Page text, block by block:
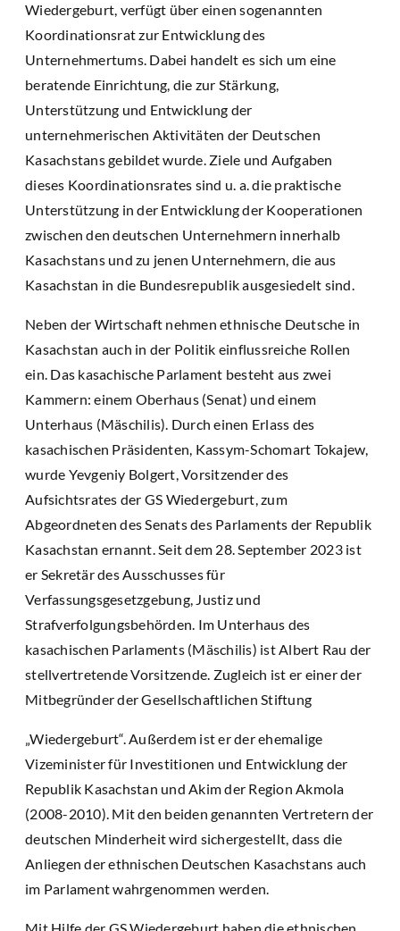
Wiedergeburt, verfügt über einen sogenannten
Koordinationsrat zur Entwicklung des
Unternehmertums. Dabei handelt es sich um eine
beratende Einrichtung, die zur Stärkung,
Unterstützung und Entwicklung der
unternehmerischen Aktivitäten der Deutschen
Kasachstans gebildet wurde. Ziele und Aufgaben
dieses Koordinationsrates sind u. a. die praktische
Unterstützung in der Entwicklung der Kooperationen
zwischen den deutschen Unternehmern innerhalb
Kasachstans und zu jenen Unternehmern, die aus
Kasachstan in die Bundesrepublik ausgesiedelt sind.
Neben der Wirtschaft nehmen ethnische Deutsche in
Kasachstan auch in der Politik einflussreiche Rollen
ein. Das kasachische Parlament besteht aus zwei
Kammern: einem Oberhaus (Senat) und einem
Unterhaus (Mäschilis). Durch einen Erlass des
kasachischen Präsidenten, Kassym-Schomart Tokajew,
wurde Yevgeniy Bolgert, Vorsitzender des
Aufsichtsrates der GS Wiedergeburt, zum
Abgeordneten des Senats des Parlaments der Republik
Kasachstan ernannt. Seit dem 28. September 2023 ist
er Sekretär des Ausschusses für
Verfassungsgesetzgebung, Justiz und
Strafverfolgungsbehörden. Im Unterhaus des
kasachischen Parlaments (Mäschilis) ist Albert Rau der
stellvertretende Vorsitzende. Zugleich ist er einer der
Mitbegründer der Gesellschaftlichen Stiftung
„Wiedergeburt“. Außerdem ist er der ehemalige
Vizeminister für Investitionen und Entwicklung der
Republik Kasachstan und Akim der Region Akmola
(2008-2010). Mit den beiden genannten Vertretern der
deutschen Minderheit wird sichergestellt, dass die
Anliegen der ethnischen Deutschen Kasachstans auch
im Parlament wahrgenommen werden.